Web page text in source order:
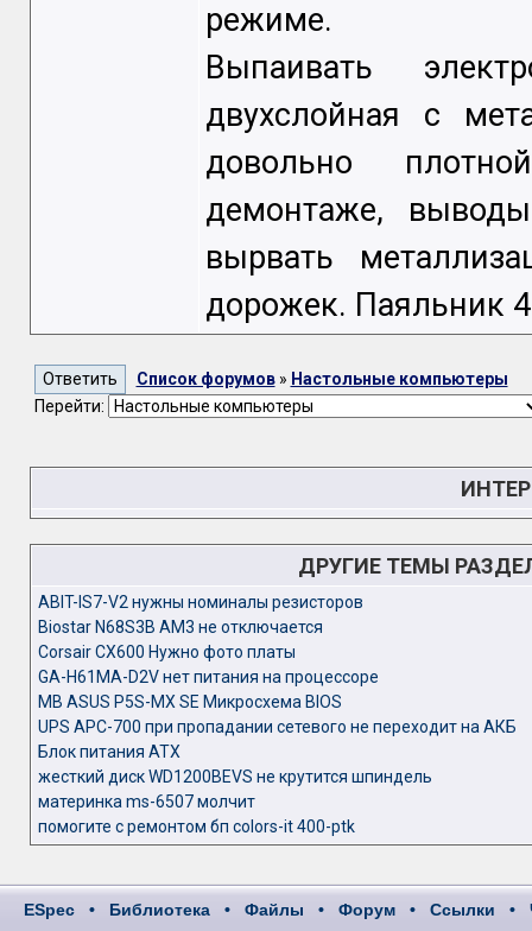
режиме.
Выпаивать
двухслойная с
довольно
демонтаже,
вырвать
дорожек. Паяльник
Список форумов» Настольные компьютеры
Перейти:
ДРУГИЕ ТЕМЫ
ABIT-IS7-V2 нужны номиналы резисторов
Biostar N68S3B AM3 не отключается
Corsair CX600 Нужно фото платы
GA-H61MA-D2V нет питания на процессоре
MB ASUS P5S-MX SE Микросхема BIOS
UPS APC-700 при пропадании сетевого не переходит на АКБ
Блок питания ATX
жесткий диск WD1200BEVS не крутится шпиндель
материнка ms-6507 молчит
помогите с ремонтом бп colors-it 400-ptk
ESpec • Библиотека • Файлы • Форум • Ссылки •